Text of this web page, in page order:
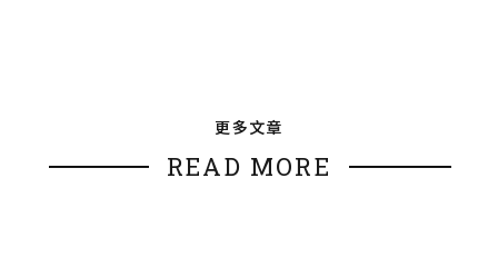
更多文章
READ MORE